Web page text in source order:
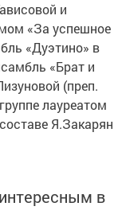
и
«За успешное
«Дуэтино» в
«Брат и
(преп.
лауреатом
Я.Закарян
в